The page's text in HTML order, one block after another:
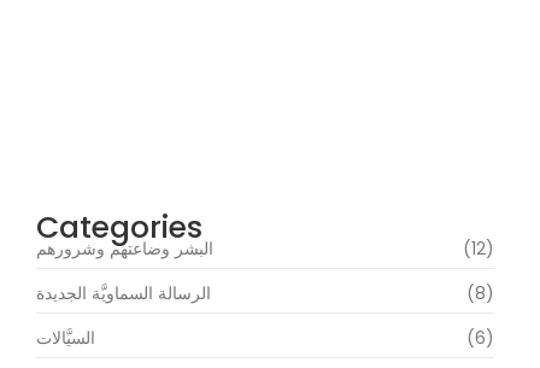
Categories
البشر وضاعتهم وشرورهم
(12)
الرسالة السماويَّة الجديدة
(8)
السيَّالات
(6)